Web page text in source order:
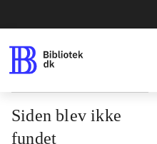
Siden blev ikke
fundet